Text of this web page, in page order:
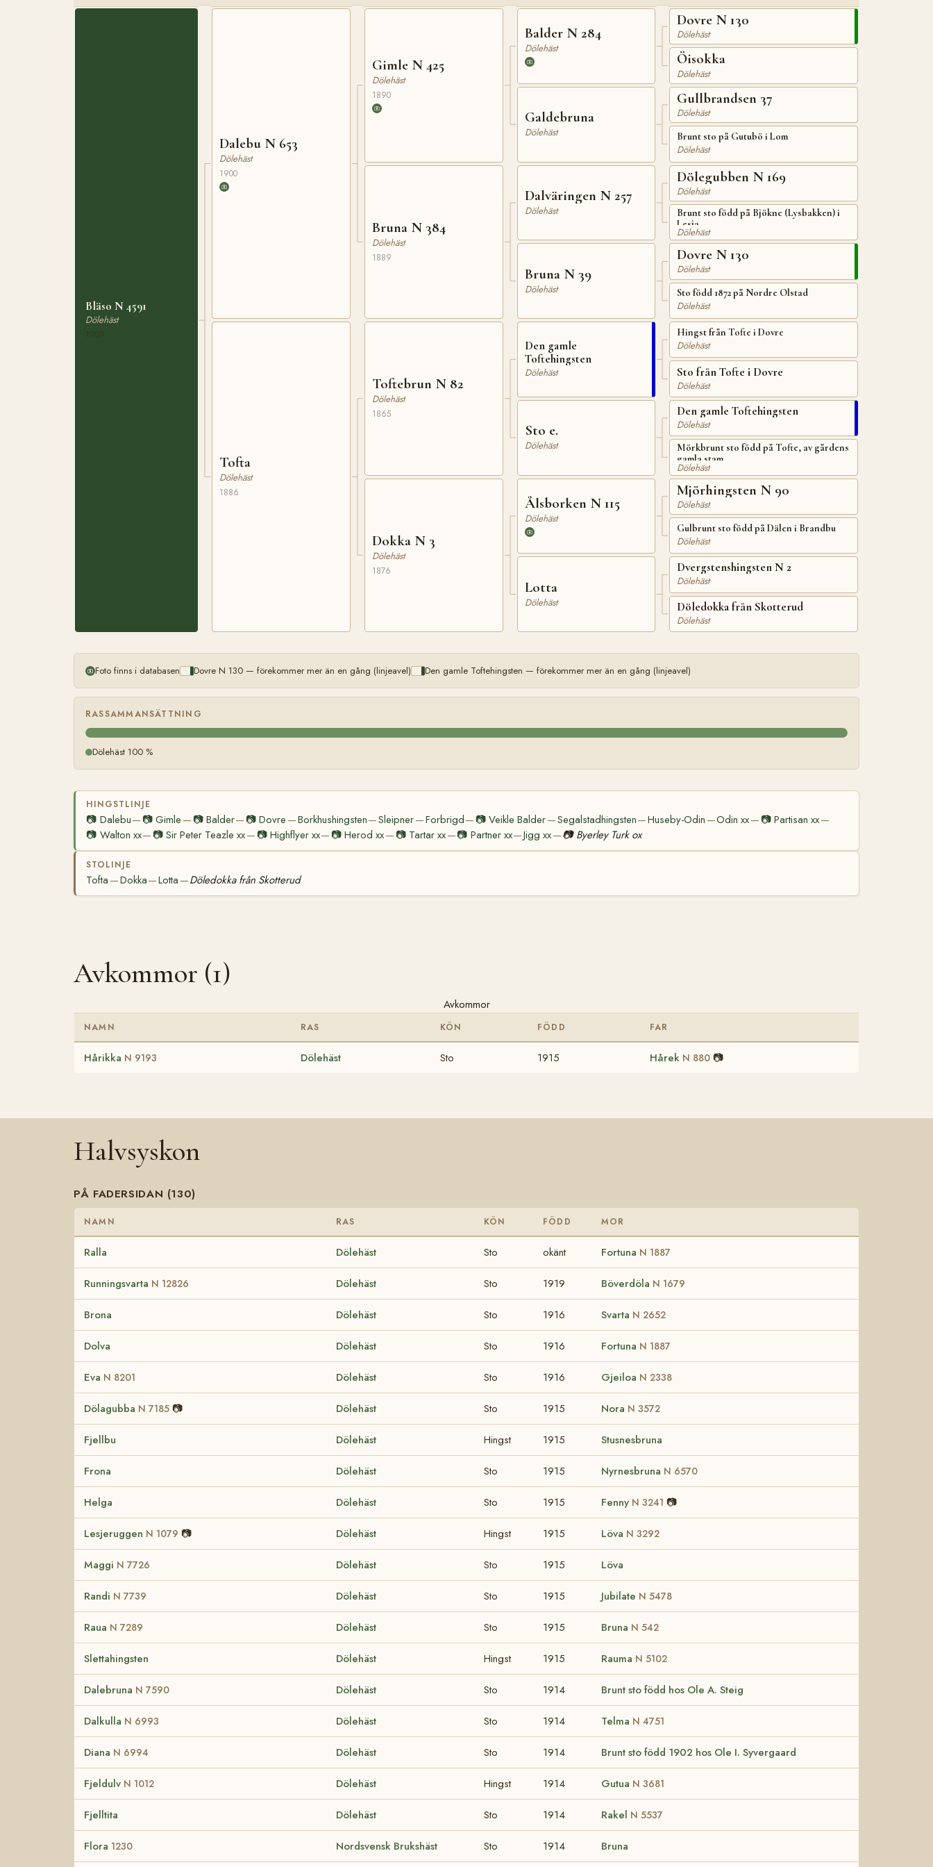
Bläso N 4591
Dölehäst
Dalebu N 653
Dölehäst
1900
Tofta
Dölehäst
1886
Gimle N 425
Dölehäst
1890
Bruna N 384
Dölehäst
1889
Toftebrun N 82
Dölehäst
1865
Dokka N 3
Dölehäst
1876
Balder N 284
Dölehäst
Galdebruna
Dölehäst
Dalväringen N 257
Dölehäst
Bruna N 39
Dölehäst
Den gamle
Toftehingsten
Dölehäst
Sto e.
Dölehäst
Ålsborken N 115
Dölehäst
Lotta
Dölehäst
Dovre N 130
Dölehäst
Öisokka
Dölehäst
Gullbrandsen 37
Dölehäst
Brunt sto på Gutubö i Lom
Dölehäst
Dölegubben N 169
Dölehäst
Brunt sto född på Bjökne (Lysbakken) i
Lesja
Dölehäst
Dovre N 130
Dölehäst
Sto född 1872 på Nordre Olstad
Dölehäst
Hingst från Tofte i Dovre
Dölehäst
Sto från Tofte i Dovre
Dölehäst
Den gamle Toftehingsten
Dölehäst
Mörkbrunt sto född på Tofte, av gårdens
gamla stam
Dölehäst
Mjörhingsten N 90
Dölehäst
Gulbrunt sto född på Dälen i Brandbu
Dölehäst
Dvergstenshingsten N 2
Dölehäst
Döledokka från Skotterud
Dölehäst
Foto finns i databasen Dovre N 130 — förekommer mer än en gång (linjeavel) Den gamle Toftehingsten — förekommer mer än en gång (linjeavel)
RASSAMMANSÄTTNING
Dölehäst 100 %
HINGSTLINJE
📷 Dalebu— 📷Gimle — 📷 Balder— 📷 Dovre —Borkhushingsten—Sleipner—Forbrigd— 📷Veikle Balder—Segalstadhingsten—Huseby-Odin —Odin xx— 📷Partisan xx—
📷 Walton xx— 📷Sir Peter Teazle xx— 📷 Highflyer xx— 📷 Herod xx— 📷 Tartar xx—📷 Partner xx—Jigg xx—📷 Byerley Turk ox
STOLINJE
Tofta —Dokka—Lotta —Döledokka från Skotterud
Avkommor (1)
Avkommor
NAMN RAS KÖN FÖDD FAR
Hårikka N 9193 Dölehäst Sto 1915 Hårek N 880 📷
Halvsyskon
PÅ FADERSIDAN (130)
NAMN RAS KÖN FÖDD MOR
Ralla Dölehäst Sto okänt Fortuna N 1887
Runningsvarta N 12826 Dölehäst Sto 1919 Böverdöla N 1679
Brona Dölehäst Sto 1916 Svarta N 2652
Dolva Dölehäst Sto 1916 Fortuna N 1887
Eva N 8201 Dölehäst Sto 1916 Gjeiloa N 2338
Dölagubba N 7185 📷 Dölehäst Sto 1915 Nora N 3572
Fjellbu Dölehäst Hingst 1915 Stusnesbruna
Frona Dölehäst Sto 1915 Nyrnesbruna N 6570
Helga Dölehäst Sto 1915 Fenny N 3241 📷
Lesjeruggen N 1079 📷 Dölehäst Hingst 1915 Löva N 3292
Maggi N 7726 Dölehäst Sto 1915 Löva
Randi N 7739 Dölehäst Sto 1915 Jubilate N 5478
Raua N 7289 Dölehäst Sto 1915 Bruna N 542
Slettahingsten Dölehäst Hingst 1915 Rauma N 5102
Dalebruna N 7590 Dölehäst Sto 1914 Brunt sto född hos Ole A. Steig
Dalkulla N 6993 Dölehäst Sto 1914 Telma N 4751
Diana N 6994 Dölehäst Sto 1914 Brunt sto född 1902 hos Ole I. Syvergaard
Fjeldulv N 1012 Dölehäst Hingst 1914 Gutua N 3681
Fjelltita Dölehäst Sto 1914 Rakel N 5537
Flora 1230 Nordsvensk Brukshäst Sto 1914 Bruna